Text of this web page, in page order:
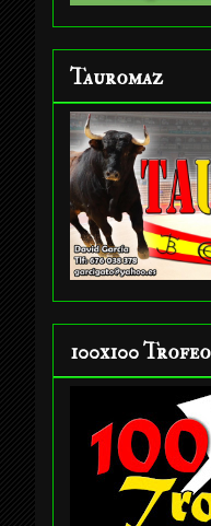
Tauromaz
100x100